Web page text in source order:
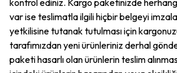
kontrol ediniz. Kargo paketinizde
var ise teslimatla ilgili hiçbir belgeyi
yetkilisine tutanak tutulması için
tarafımızdan yeni ürünleriniz derhal
paketi hasarlı olan ürünlerin teslim